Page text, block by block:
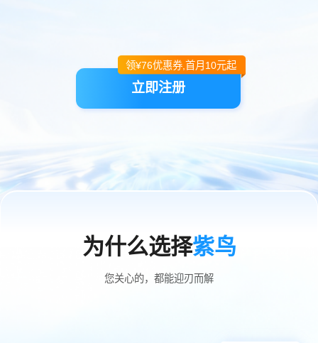
立即注册
领¥76优惠券,首月10元起
为什么选择紫鸟
您关心的，都能迎刃而解